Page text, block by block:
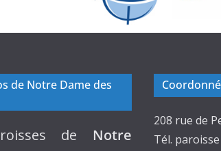
de Notre Dame des
de Notre
208 rue de
Tél. paroisse